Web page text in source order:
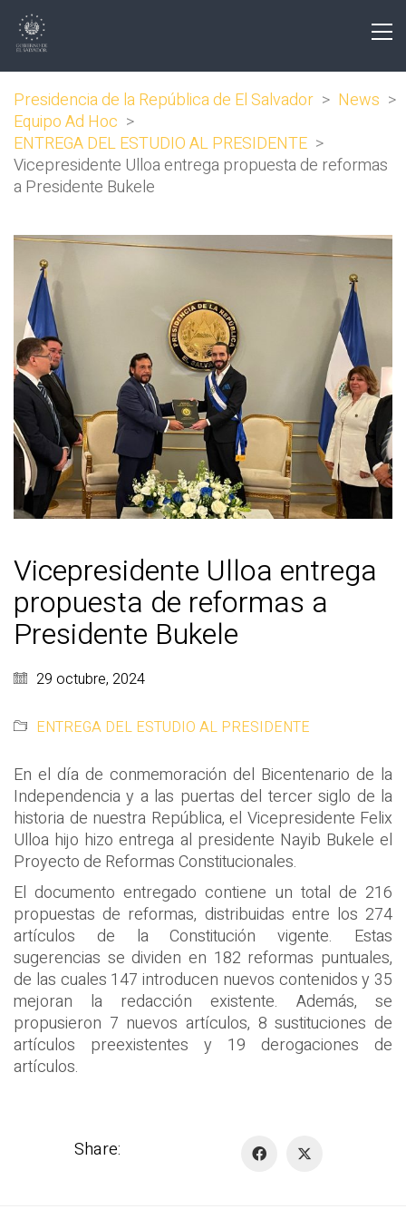
Presidencia de la República de El Salvador > News >
Equipo Ad Hoc >
ENTREGA DEL ESTUDIO AL PRESIDENTE >
Vicepresidente Ulloa entrega propuesta de reformas
a Presidente Bukele
Vicepresidente Ulloa entrega
propuesta de reformas a
Presidente Bukele
29 octubre, 2024
ENTREGA DEL ESTUDIO AL PRESIDENTE
En el día de conmemoración del Bicentenario de la
Independencia y a las puertas del tercer siglo de la
historia de nuestra República, el Vicepresidente Felix
Ulloa hijo hizo entrega al presidente Nayib Bukele el
Proyecto de Reformas Constitucionales.
El documento entregado contiene un total de 216
propuestas de reformas, distribuidas entre los 274
artículos de la Constitución vigente. Estas
sugerencias se dividen en 182 reformas puntuales,
de las cuales 147 introducen nuevos contenidos y 35
mejoran la redacción existente. Además, se
propusieron 7 nuevos artículos, 8 sustituciones de
artículos preexistentes y 19 derogaciones de
artículos.
Share: